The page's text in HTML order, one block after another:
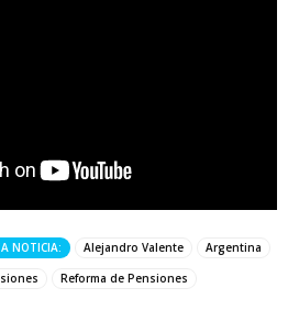
NOTICIA: Alejandro Valente
Argentina
Reforma de Pensiones